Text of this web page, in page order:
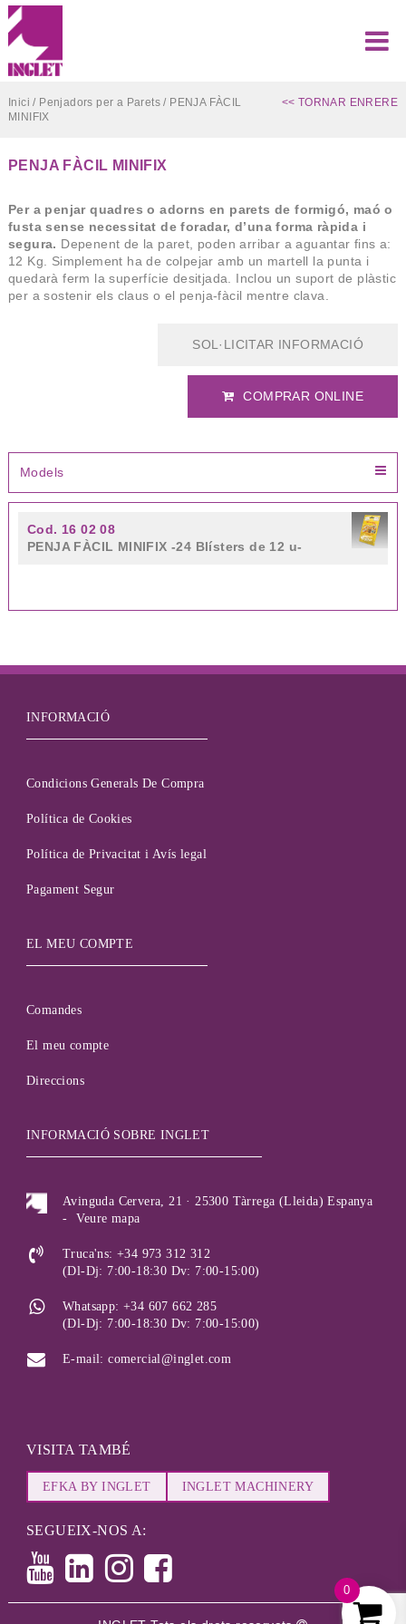
Inici / Penjadors per a Parets/ PENJA FÀCIL
MINIFIX
<< TORNAR ENRERE
PENJA FÀCIL MINIFIX
Per a penjar quadres o adorns en parets de formigó, maó o
fusta sense necessitat de foradar, d’una forma ràpida i
segura. Depenent de la paret, poden arribar a aguantar fins a:
12 Kg. Simplement ha de colpejar amb un martell la punta i
quedarà ferm la superfície desitjada. Inclou un suport de plàstic
per a sostenir els claus o el penja-fàcil mentre clava.
SOL·LICITAR INFORMACIÓ
COMPRAR ONLINE
Models
Cod. 16 02 08
PENJA FÀCIL MINIFIX -24 Blísters de 12 u-
INFORMACIÓ
Condicions Generals De Compra
Política de Cookies
Política de Privacitat i Avís legal
Pagament Segur
EL MEU COMPTE
Comandes
El meu compte
Direccions
INFORMACIÓ SOBRE INGLET
Avinguda Cervera, 21 · 25300 Tàrrega (Lleida) Espanya
-
Veure mapa
Truca'ns: +34 973 312 312
(Dl-Dj: 7:00-18:30 Dv: 7:00-15:00)
Whatsapp: +34 607 662 285
(Dl-Dj: 7:00-18:30 Dv: 7:00-15:00)
E-mail: comercial@inglet.com
VISITA TAMBÉ
EFKA BY INGLET INGLET MACHINERY
SEGUEIX-NOS A:
0